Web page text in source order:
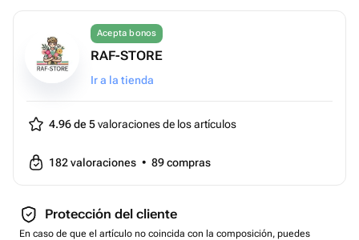
Acepta bonos
RAF-STORE
Ir a la tienda
4.96 de 5valoraciones de los artículos
182valoraciones • 89compras
Protección del cliente
En caso de que el artículo no coincida con la composición, puedes